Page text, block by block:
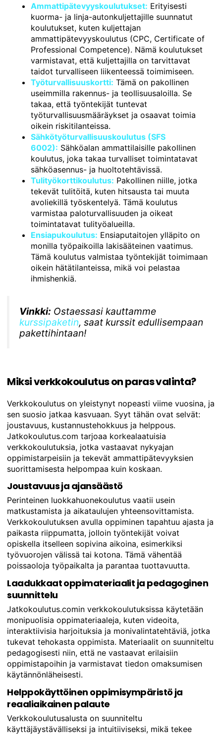
Ammattipätevyyskoulutukset: Erityisesti
kuorma- ja linja-autonkuljettajille suunnatut
koulutukset, kuten kuljettajan
ammattipätevyyskoulutus (CPC, Certificate of
Professional Competence). Nämä koulutukset
varmistavat, että kuljettajilla on tarvittavat
taidot turvalliseen liikenteessä toimimiseen.
Työturvallisuuskortti: Tämä on pakollinen
useimmilla rakennus- ja teollisuusaloilla. Se
takaa, että työntekijät tuntevat
työturvallisuusmääräykset ja osaavat toimia
oikein riskitilanteissa.
Sähkötyöturvallisuuskoulutus (SFS
6002): Sähköalan ammattilaisille pakollinen
koulutus, joka takaa turvalliset toimintatavat
sähköasennus- ja huoltotehtävissä.
Tulityökorttikoulutus: Pakollinen niille, jotka
tekevät tulitöitä, kuten hitsausta tai muuta
avoliekillä työskentelyä. Tämä koulutus
varmistaa paloturvallisuuden ja oikeat
toimintatavat tulityöalueilla.
Ensiapukoulutus: Ensiaputaitojen ylläpito on
monilla työpaikoilla lakisääteinen vaatimus.
Tämä koulutus valmistaa työntekijät toimimaan
oikein hätätilanteissa, mikä voi pelastaa
ihmishenkiä.
Vinkki: Ostaessasi kauttamme
kurssipaketin, saat kurssit edullisempaan
pakettihintaan!
Miksi verkkokoulutus on paras valinta?
Verkkokoulutus on yleistynyt nopeasti viime vuosina, ja
sen suosio jatkaa kasvuaan. Syyt tähän ovat selvät:
joustavuus, kustannustehokkuus ja helppous.
Jatkokoulutus.com tarjoaa korkealaatuisia
verkkokoulutuksia, jotka vastaavat nykyajan
oppimistarpeisiin ja tekevät ammattipätevyyksien
suorittamisesta helpompaa kuin koskaan.
Joustavuus ja ajansäästö
Perinteinen luokkahuonekoulutus vaatii usein
matkustamista ja aikataulujen yhteensovittamista.
Verkkokoulutuksen avulla oppiminen tapahtuu ajasta ja
paikasta riippumatta, jolloin työntekijät voivat
opiskella itselleen sopivina aikoina, esimerkiksi
työvuorojen välissä tai kotona. Tämä vähentää
poissaoloja työpaikalta ja parantaa tuottavuutta.
Laadukkaat oppimateriaalit ja pedagoginen
suunnittelu
Jatkokoulutus.comin verkkokoulutuksissa käytetään
monipuolisia oppimateriaaleja, kuten videoita,
interaktiivisia harjoituksia ja monivalintatehtäviä, jotka
tukevat tehokasta oppimista. Materiaalit on suunniteltu
pedagogisesti niin, että ne vastaavat erilaisiin
oppimistapoihin ja varmistavat tiedon omaksumisen
käytännönläheisesti.
Helppokäyttöinen oppimisympäristö ja
reaaliaikainen palaute
Verkkokoulutusalusta on suunniteltu
käyttäjäystävälliseksi ja intuitiiviseksi, mikä tekee